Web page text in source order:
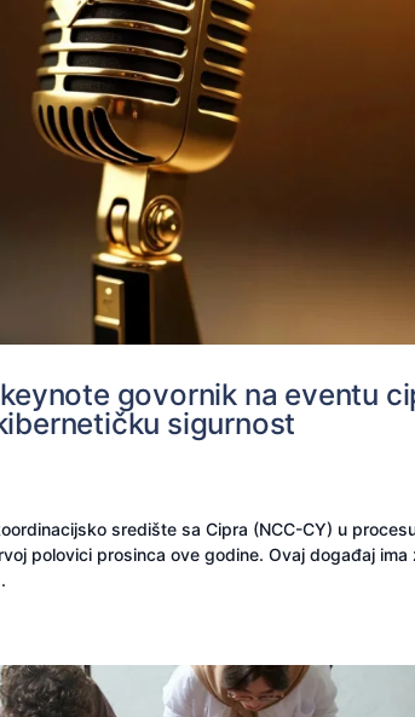
govornik na eventu
sigurnost
središte sa Cipra (NCC-CY) u
polovici prosinca ove godine. Ovaj događaj ima